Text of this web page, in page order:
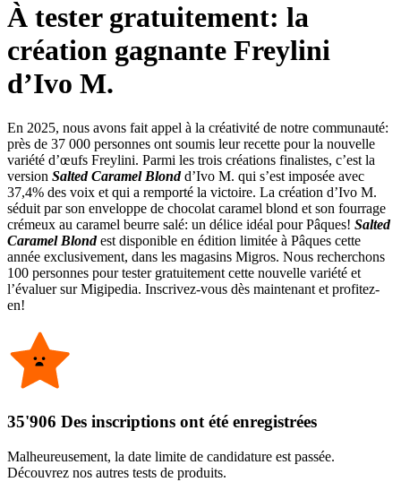
À tester gratuitement: la
création gagnante Freylini
d’Ivo M.
En 2025, nous avons fait appel à la créativité de notre communauté:
près de 37 000 personnes ont soumis leur recette pour la nouvelle
variété d’œufs Freylini. Parmi les trois créations finalistes, c’est la
version Salted Caramel Blondd’Ivo M. qui s’est imposée avec
37,4% des voix et qui a remporté la victoire. La création d’Ivo M.
séduit par son enveloppe de chocolat caramel blond et son fourrage
crémeux au caramel beurre salé: un délice idéal pour Pâques! Salted
Caramel Blondest disponible en édition limitée à Pâques cette
année exclusivement, dans les magasins Migros. Nous recherchons
100 personnes pour tester gratuitement cette nouvelle variété et
l’évaluer sur Migipedia. Inscrivez-vous dès maintenant et profitez-
en!
35'906 Des inscriptions ont été enregistrées
Malheureusement, la date limite de candidature est passée.
Découvrez nos autres tests de produits.